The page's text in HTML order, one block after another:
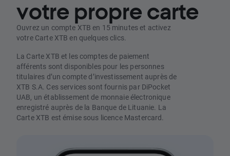
votre propre carte
Ouvrez un compte XTB en 15 minutes et activez
votre Carte XTB en quelques clics.
La Carte XTB et les comptes de paiement
afférents sont disponibles pour les personnes
titulaires d’un compte d’investissement auprès de
XTB S.A. Ces services sont fournis par DiPocket
UAB, un établissement de monnaie électronique
enregistré auprès de la Banque de Lituanie. La
Carte XTB est émise sous licence Mastercard.